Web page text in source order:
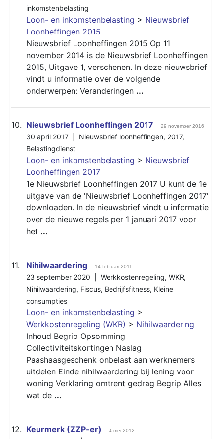
inkomstenbelasting
Loon- en inkomstenbelasting > Nieuwsbrief
Loonheffingen 2015
Nieuwsbrief Loonheffingen 2015 Op 11
november 2014 is de Nieuwsbrief Loonheffingen
2015, Uitgave 1, verschenen. In deze nieuwsbrief
vindt u informatie over de volgende
onderwerpen: Veranderingen ...
10. Nieuwsbrief Loonheffingen 2017 29 november 2016
30 april 2017 | Nieuwsbrief loonheffingen, 2017,
Belastingdienst
Loon- en inkomstenbelasting > Nieuwsbrief
Loonheffingen 2017
1e Nieuwsbrief Loonheffingen 2017 U kunt de 1e
uitgave van de 'Nieuwsbrief Loonheffingen 2017'
downloaden. In de nieuwsbrief vindt u informatie
over de nieuwe regels per 1 januari 2017 voor
het ...
11. Nihilwaardering 14 februari 2011
23 september 2020 | Werkkostenregeling, WKR,
Nihilwaardering, Fiscus, Bedrijfsfitness, Kleine
consumpties
Loon- en inkomstenbelasting >
Werkkostenregeling (WKR) > Nihilwaardering
Inhoud Begrip Opsomming
Collectiviteitskortingen Naslag
Paashaasgeschenk onbelast aan werknemers
uitdelen Einde nihilwaardering bij lening voor
woning Verklaring omtrent gedrag Begrip Alles
wat de ...
12. Keurmerk (ZZP-er) 4 mei 2012